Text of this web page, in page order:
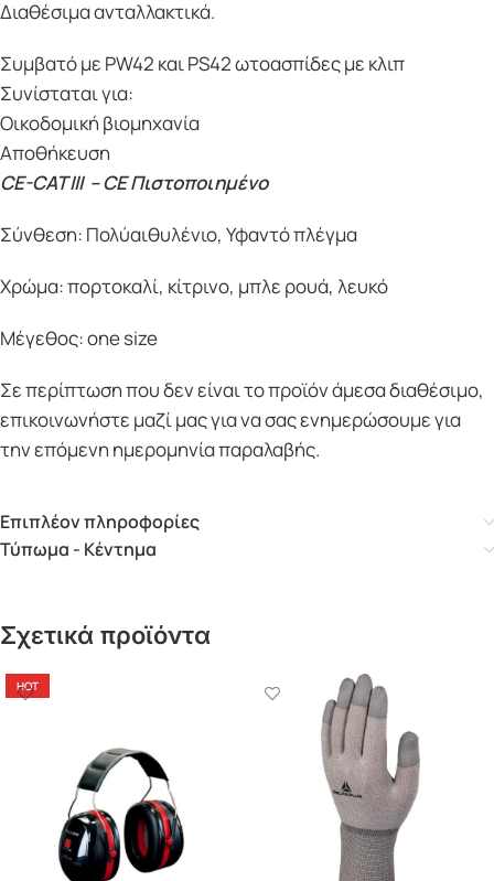
Διαθέσιμα ανταλλακτικά.
Συμβατό με PW42 και PS42 ωτοασπίδες με κλιπ
Συνίσταται για:
Οικοδομική βιομηχανία
Αποθήκευση
CE-CAT III – CE Πιστοποιημένο
Σύνθεση: Πολύαιθυλένιο, Υφαντό πλέγμα
Χρώμα: πορτοκαλί, κίτρινο, μπλε ρουά, λευκό
Μέγεθος: one size
Σε περίπτωση που δεν είναι το προϊόν άμεσα διαθέσιμο,
επικοινωνήστε μαζί μας για να σας ενημερώσουμε για
την επόμενη ημερομηνία παραλαβής.
Επιπλέον πληροφορίες
Τύπωμα - Κέντημα
Σχετικά προϊόντα
HOT